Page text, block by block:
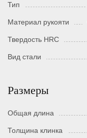
Тип
Материал рукояти
Твердость HRC
Вид стали
Размеры
Общая длина
Толщина клинка